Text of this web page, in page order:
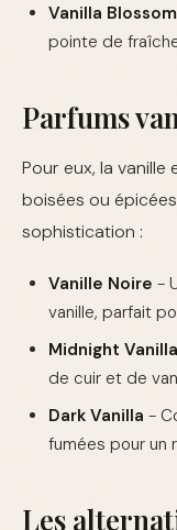
Vanilla Blossom
pointe de
Parfums
Pour eux, la
boisées ou
sophistication :
Vanille Noire -
vanille, parfait
Midnight Vanilla
de cuir et de
Dark Vanilla -
fumées pour un
Les